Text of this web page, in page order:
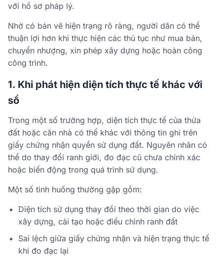
với hồ sơ pháp lý.
Nhờ có bản vẽ hiện trạng rõ ràng, người dân có thể
thuận lợi hơn khi thực hiện các thủ tục như mua bán,
chuyển nhượng, xin phép xây dựng hoặc hoàn công
công trình.
1. Khi phát hiện diện tích thực tế khác với
sổ
Trong một số trường hợp, diện tích thực tế của thửa
đất hoặc căn nhà có thể khác với thông tin ghi trên
giấy chứng nhận quyền sử dụng đất. Nguyên nhân có
thể do thay đổi ranh giới, đo đạc cũ chưa chính xác
hoặc biến động trong quá trình sử dụng.
Một số tình huống thường gặp gồm:
Diện tích sử dụng thay đổi theo thời gian do việc
xây dựng, cải tạo hoặc điều chỉnh ranh đất
Sai lệch giữa giấy chứng nhận và hiện trạng thực tế
khi đo đạc lại